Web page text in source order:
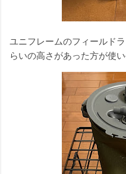
ユニフレームのフィールド
らいの高さがあった方が使